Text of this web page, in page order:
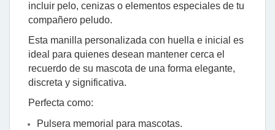
incluir pelo, cenizas o elementos especiales de tu
compañero peludo.
Esta manilla personalizada con huella e inicial es
ideal para quienes desean mantener cerca el
recuerdo de su mascota de una forma elegante,
discreta y significativa.
Perfecta como:
Pulsera memorial para mascotas.